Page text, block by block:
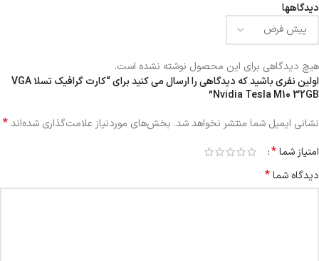
دیدگاهها
هیچ دیدگاهی برای این محصول نوشته نشده است.
اولین نفری باشید که دیدگاهی را ارسال می کنید برای “کارت گرافیک تسلا VGA
Nvidia Tesla M10 32GB”
نشانی ایمیل شما منتشر نخواهد شد. بخش‌های موردنیاز علامت‌گذاری شده‌اند*
امتیاز شما*
دیدگاه شما*